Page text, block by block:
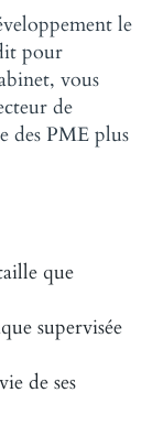
le
pour
vous
de
des PME plus
que
supervisée
de ses